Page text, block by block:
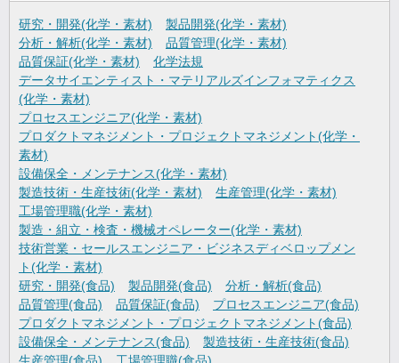
研究・開発(化学・素材)
製品開発(化学・素材)
分析・解析(化学・素材)
品質管理(化学・素材)
品質保証(化学・素材)
化学法規
データサイエンティスト・マテリアルズインフォマティクス
(化学・素材)
プロセスエンジニア(化学・素材)
プロダクトマネジメント・プロジェクトマネジメント(化学・
素材)
設備保全・メンテナンス(化学・素材)
製造技術・生産技術(化学・素材)
生産管理(化学・素材)
工場管理職(化学・素材)
製造・組立・検査・機械オペレーター(化学・素材)
技術営業・セールスエンジニア・ビジネスディベロップメン
ト(化学・素材)
研究・開発(食品)
製品開発(食品)
分析・解析(食品)
品質管理(食品)
品質保証(食品)
プロセスエンジニア(食品)
プロダクトマネジメント・プロジェクトマネジメント(食品)
設備保全・メンテナンス(食品)
製造技術・生産技術(食品)